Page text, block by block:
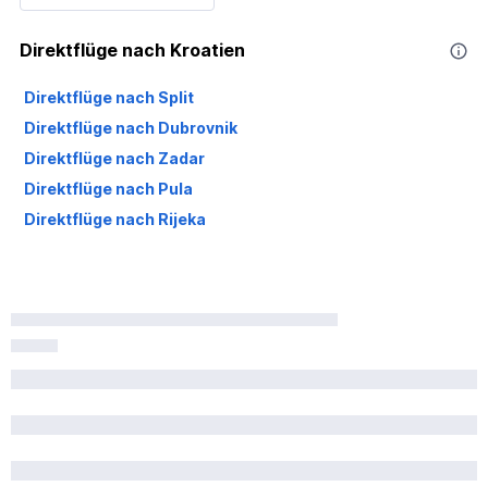
Direktflüge nach Kroatien
Direktflüge nach Split
Direktflüge nach Dubrovnik
Direktflüge nach Zadar
Direktflüge nach Pula
Direktflüge nach Rijeka